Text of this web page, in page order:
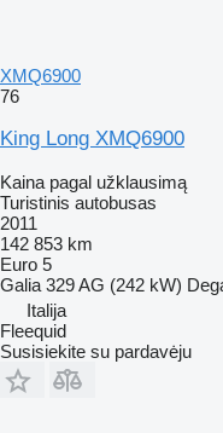
XMQ6900
76
King Long XMQ6900
Kaina pagal užklausimą
Turistinis autobusas
2011
142 853 km
Euro 5
Galia 329 AG (242 kW)
Italija
Fleequid
Susisiekite su pardavėju